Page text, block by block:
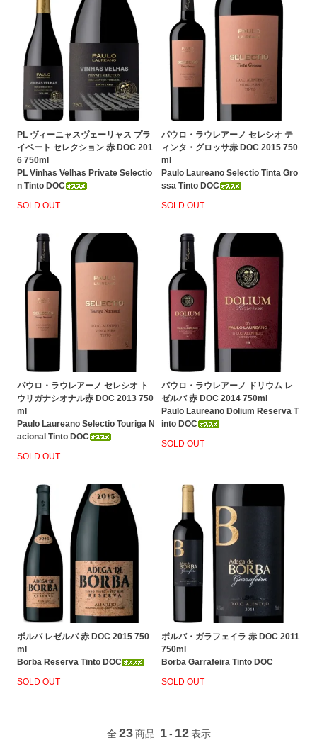
PL ヴィーニャスヴェーリャス プラ
イベート セレクション 赤 DOC 201
6 750ml
PL Vinhas Velhas Private Selectio
n Tinto DOC
SOLD OUT
パウロ・ラウレアーノ セレシオ テ
ィンタ・グロッサ赤 DOC 2015 750
ml
Paulo Laureano Selectio Tinta Gro
ssa Tinto DOC
SOLD OUT
パウロ・ラウレアーノ セレシオ ト
ウリガナシオナル赤 DOC 2013 750
ml
Paulo Laureano Selectio Touriga N
acional Tinto DOC
SOLD OUT
パウロ・ラウレアーノ ドリウム レ
ゼルバ 赤 DOC 2014 750ml
Paulo Laureano Dolium Reserva T
into DOC
SOLD OUT
ボルバ レゼルバ 赤 DOC 2015 750
ml
Borba Reserva Tinto DOC
SOLD OUT
ボルバ・ガラフェイラ 赤 DOC 2011
750ml
Borba Garrafeira Tinto DOC
SOLD OUT
全 23 商品 1 - 12 表示